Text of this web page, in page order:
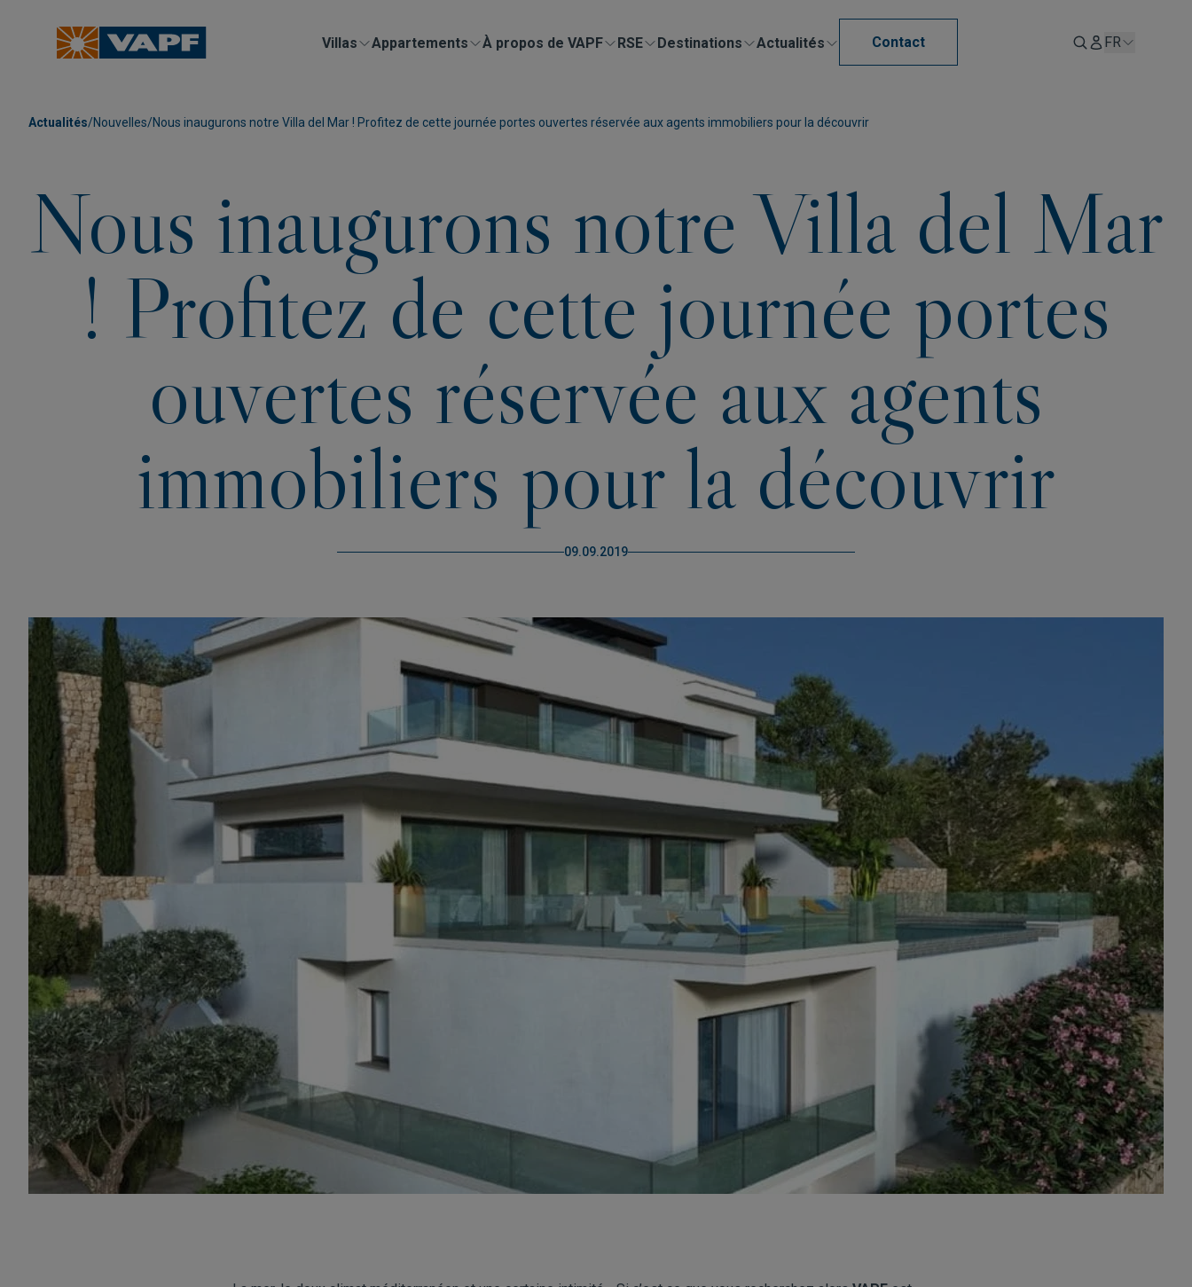
Villas Appartements À propos de VAPF RSE Destinations Actualités Contact FR
Actualités/Nouvelles/Nous inaugurons notre Villa del Mar ! Profitez de cette journée portes ouvertes réservée aux agents immobiliers pour la découvrir
Nous inaugurons notre Villa del Mar
! Profitez de cette journée portes
ouvertes réservée aux agents
immobiliers pour la découvrir
09.09.2019